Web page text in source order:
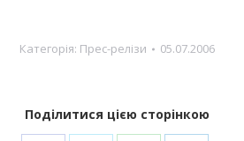
Категорія: Прес-релізи 05.07.2006
Поділитися цією сторінкою